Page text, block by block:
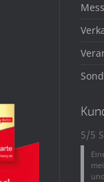
5/5